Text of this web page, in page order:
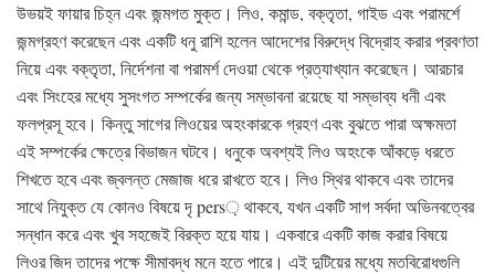
উভয়ই ফায়ার চিহ্ন এবং জন্মগত মুক্ত। লিও, কমান্ড, বক্তৃতা, গাইড এবং পরামর্শে
জন্মগ্রহণ করেছেন এবং একটি ধনু রাশি হলেন আদেশের বিরুদ্ধে বিদ্রোহ করার প্রবণতা
নিয়ে এবং বক্তৃতা, নির্দেশনা বা পরামর্শ দেওয়া থেকে প্রত্যাখ্যান করেছেন। আরচার
এবং সিংহের মধ্যে সুসংগত সম্পর্কের জন্য সম্ভাবনা রয়েছে যা সম্ভাব্য ধনী এবং
ফলপ্রসূ হবে। কিন্তু সাগের লিওয়ের অহংকারকে গ্রহণ এবং বুঝতে পারা অক্ষমতা
এই সম্পর্কের ক্ষেত্রে বিভাজন ঘটবে। ধনুকে অবশ্যই লিও অহংকে আঁকড়ে ধরতে
শিখতে হবে এবং জ্বলন্ত মেজাজ ধরে রাখতে হবে। লিও স্থির থাকবে এবং তাদের
সাথে নিযুক্ত যে কোনও বিষয়ে দৃ pers় থাকবে, যখন একটি সাগ সর্বদা অভিনবত্বের
সন্ধান করে এবং খুব সহজেই বিরক্ত হয়ে যায়। একবারে একটি কাজ করার বিষয়ে
লিওর জিদ তাদের পক্ষে সীমাবদ্ধ মনে হতে পারে। এই দুটিয়ের মধ্যে মতবিরোধগুলি